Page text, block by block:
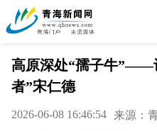
高原深处“孺子牛”——
者”宋仁德
2026-06-08 16:46:54 来源：